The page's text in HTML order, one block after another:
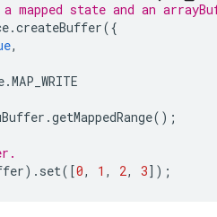
mapped state and an
.createBuffer({
,
.MAP_WRITE
.getMappedRange();
). set([0, 1 , 2, 3]);